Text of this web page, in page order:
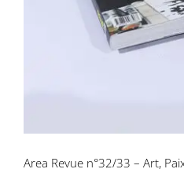
Area Revue n°32/33 – Art,